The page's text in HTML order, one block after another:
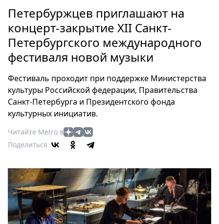
Россия
Мир
Здоровье
Еда
Мода
Театр
Кино
Книги
Выставки
релизы
О
Metro
Стримы
Петербуржцев приглашают на
концерт-закрытие XII Санкт-
Петербургского международного
фестиваля новой музыки
Фестиваль проходит при поддержке Министерства
культуры Российской федерации, Правительства
Санкт-Петербурга и Президентского фонда
культурных инициатив.
Читайте Metro в
Поделиться